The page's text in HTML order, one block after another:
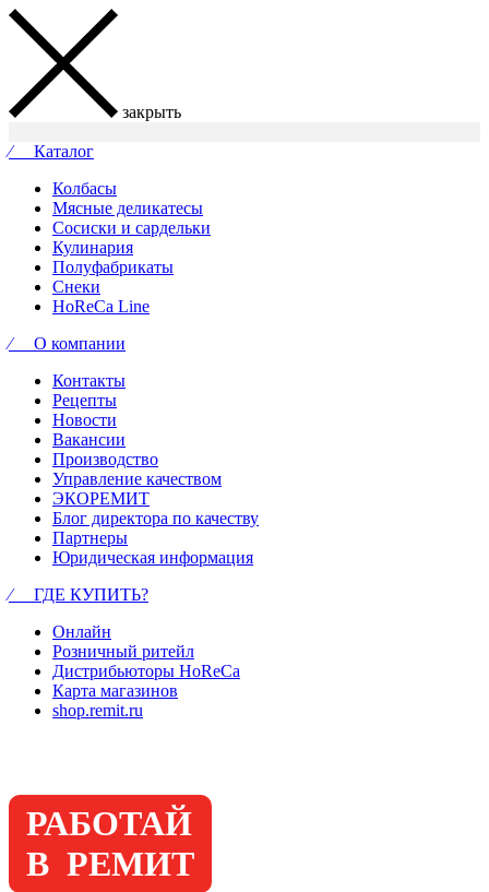
закрыть
⁄ Каталог
Колбасы
Мясные деликатесы
Сосиски и сардельки
Кулинария
Полуфабрикаты
Снеки
HoReCa Line
⁄ О компании
Контакты
Рецепты
Новости
Вакансии
Производство
Управление качеством
ЭКОРЕМИТ
Блог директора по качеству
Партнеры
Юридическая информация
⁄ ГДЕ КУПИТЬ?
Онлайн
Розничный ритейл
Дистрибьюторы HoReCa
Карта магазинов
shop.remit.ru
РАБОТАЙ
В РЕМИТ